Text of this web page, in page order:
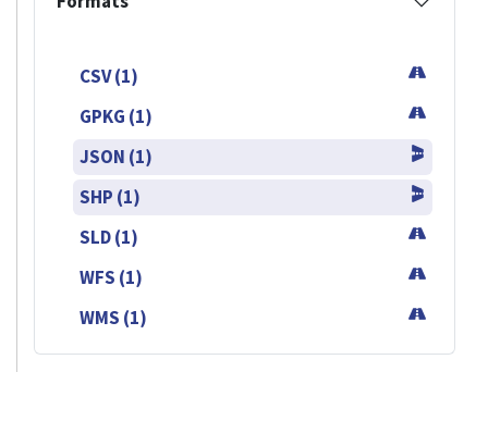
CSV (1)
GPKG (1)
JSON (1)
SHP (1)
SLD (1)
WFS (1)
WMS (1)